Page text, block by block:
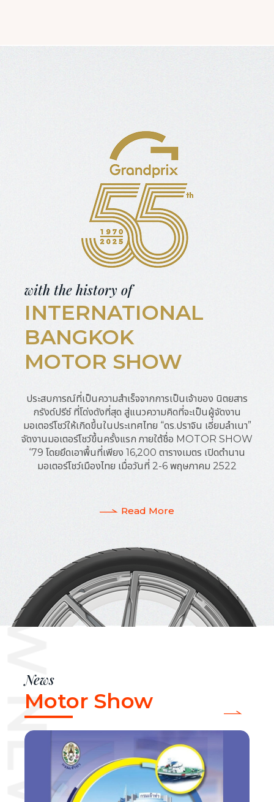
with the history of
INTERNATIONAL
BANGKOK
MOTOR SHOW
ประสบการณ์ที่เป็นความสำเร็จจากการเป็นเจ้าของ นิตยสาร
กรังด์ปรีซ์ ที่โด่งดังที่สุด สู่แนวความคิดที่จะเป็นผู้จัดงาน
มอเตอร์โชว์ให้เกิดขึ้นในประเทศไทย “ดร.ปราจิน เอี่ยมลำเนา”
จัดงานมอเตอร์โชว์ขึ้นครั้งแรก ภายใต้ชื่อ MOTOR SHOW
‘79 โดยยึดเอาพื้นที่เพียง 16,200 ตารางเมตร เปิดตำนาน
มอเตอร์โชว์เมืองไทย เมื่อวันที่ 2-6 พฤษภาคม 2522
Read More
NEWS
News
Motor Show